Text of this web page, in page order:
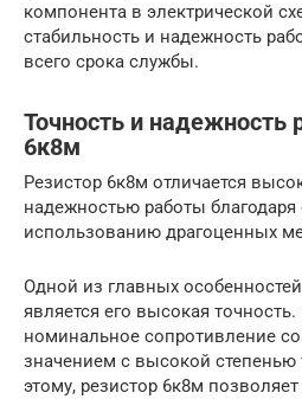
компонента в электрической
стабильность и надежность
всего срока службы.
Точность и надежность
6к8м
Резистор 6к8м отличается
надежностью работы благодаря
использованию драгоценных
Одной из главных
является его высокая точность.
номинальное сопротивление
значением с высокой степенью
этому, резистор 6к8м